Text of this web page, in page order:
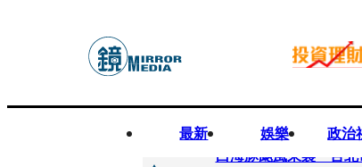
最新 娛樂 政治
快訊
白海豚颱風來襲 台北